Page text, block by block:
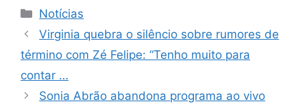
Categorias
Notícias
Virginia quebra o silêncio sobre rumores de
término com Zé Felipe: “Tenho muito para
contar …
Sonia Abrão abandona programa ao vivo